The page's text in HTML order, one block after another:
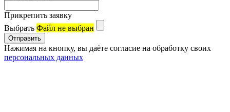
Прикрепить заявку
Выбрать Файл не выбран
Нажимая на кнопку, вы даёте согласие на обработку своих
персональных данных